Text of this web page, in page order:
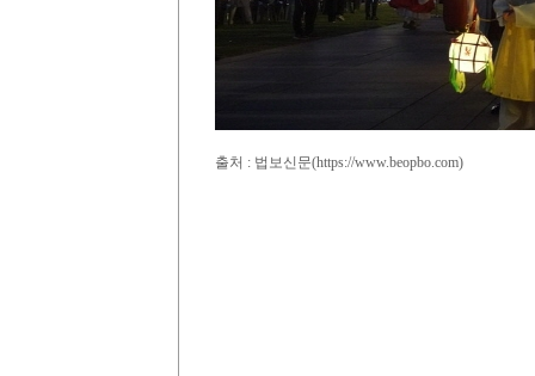
출처 : 법보신문(https://www.beopbo.com)